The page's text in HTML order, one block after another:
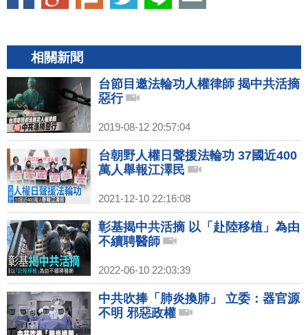
相關新聞
台節目邀法輪功人權律師 揭中共活摘
惡行
2019-08-12 20:57:04
台朝野人權日聲援法輪功 37國近400
萬人舉報江澤民
2021-12-10 22:16:08
彰基揭中共活摘 以「赴陸移植」為由
不續聘醫師
2022-06-10 22:03:39
中共吹捧「肺炎換肺」 立委：器官源
不明 邪惡政權